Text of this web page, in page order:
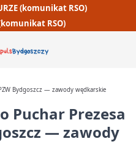
(komunikat RSO)
RSO)
Bydgoszcz — zawody wędkarskie
Puchar Prezesa
— zawody